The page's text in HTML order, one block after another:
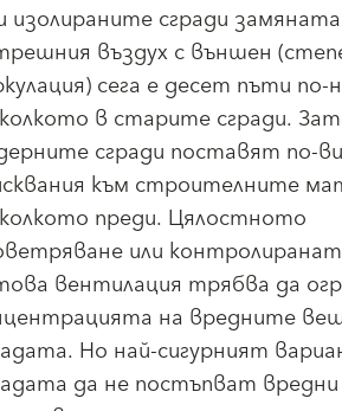
изолираните сгради
въздух с външен
сега е десет пъти по-
в старите сгради.
сгради поставят по-
към строителните
преди. Цялостното
или
вентилация трябва да
на вредните
Но най-сигурният
да не постъпват вредни